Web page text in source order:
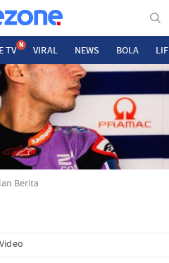
TV N VIRAL NEWS BOLA
Berita
Video